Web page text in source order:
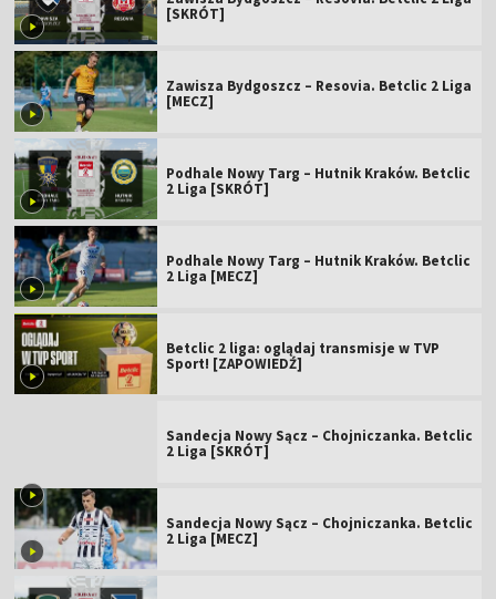
[SKRÓT]
Zawisza Bydgoszcz – Resovia. Betclic 2 Liga
[MECZ]
Podhale Nowy Targ – Hutnik Kraków. Betclic
2 Liga [SKRÓT]
Podhale Nowy Targ – Hutnik Kraków. Betclic
2 Liga [MECZ]
Betclic 2 liga: oglądaj transmisje w TVP
Sport! [ZAPOWIEDŹ]
Sandecja Nowy Sącz – Chojniczanka. Betclic
2 Liga [SKRÓT]
Sandecja Nowy Sącz – Chojniczanka. Betclic
2 Liga [MECZ]